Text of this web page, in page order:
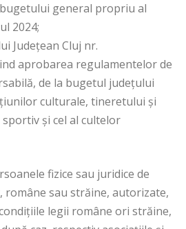
general propriu al
2024;
Județean Cluj nr.
aprobarea regulamentelor de
de la bugetul județului
culturale, tineretului și
și cel al cultelor
fizice sau juridice de
sau străine, autorizate,
legii române ori străine,